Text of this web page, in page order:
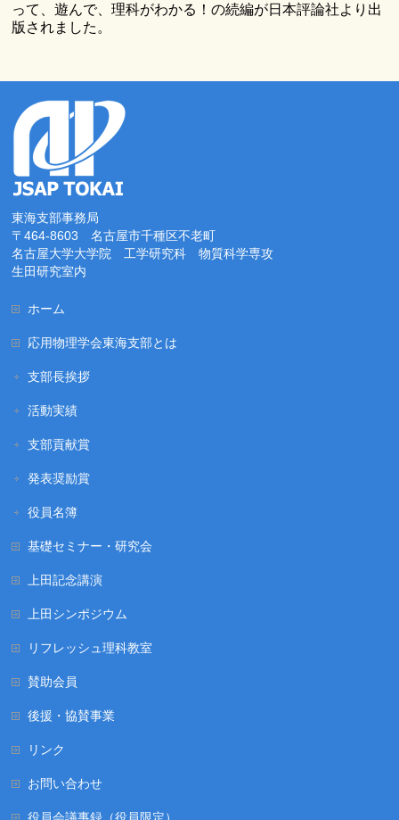
って、遊んで、理科がわかる！の続編が日本評論社より出
版されました。
東海支部事務局
〒464-8603 名古屋市千種区不老町
名古屋大学大学院 工学研究科 物質科学専攻
生田研究室内
ホーム
応用物理学会東海支部とは
支部長挨拶
活動実績
支部貢献賞
発表奨励賞
役員名簿
基礎セミナー・研究会
上田記念講演
上田シンポジウム
リフレッシュ理科教室
賛助会員
後援・協賛事業
リンク
お問い合わせ
役員会議事録（役員限定）